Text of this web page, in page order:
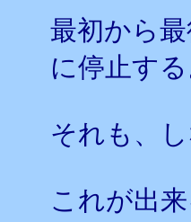
最初から
に停止する
それも、
これが出